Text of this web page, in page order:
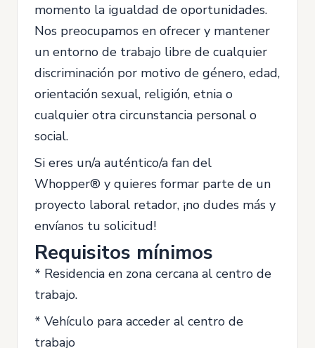
momento la igualdad de oportunidades.
Nos preocupamos en ofrecer y mantener
un entorno de trabajo libre de cualquier
discriminación por motivo de género, edad,
orientación sexual, religión, etnia o
cualquier otra circunstancia personal o
social.
Si eres un/a auténtico/a fan del
Whopper® y quieres formar parte de un
proyecto laboral retador, ¡no dudes más y
envíanos tu solicitud!
Requisitos mínimos
* Residencia en zona cercana al centro de
trabajo.
* Vehículo para acceder al centro de
trabajo